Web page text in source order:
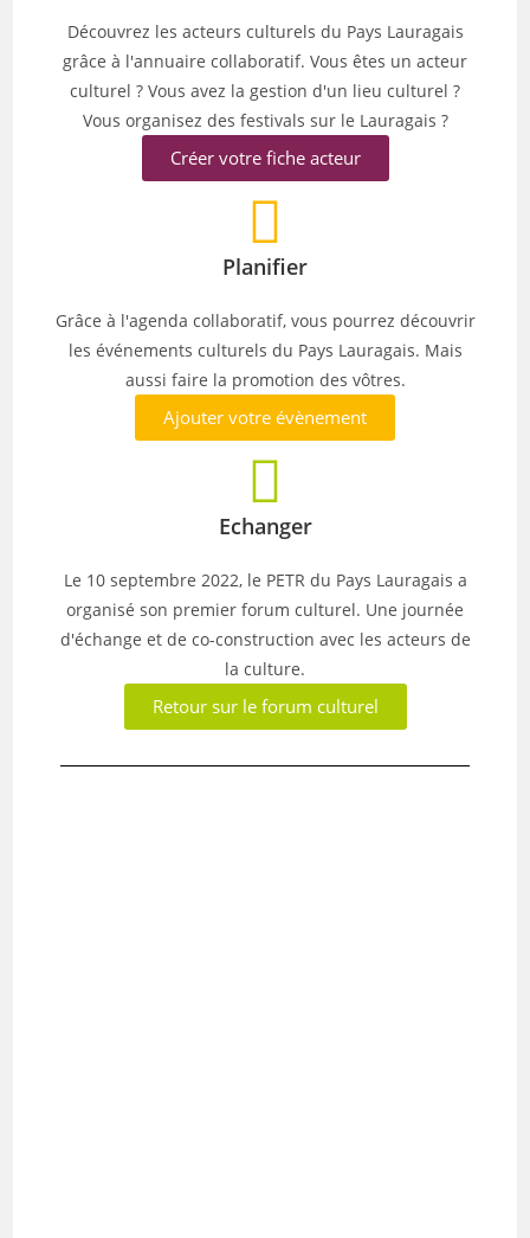
Découvrez les acteurs culturels du Pays Lauragais
grâce à l'annuaire collaboratif. Vous êtes un acteur
culturel ? Vous avez la gestion d'un lieu culturel ?
Vous organisez des festivals sur le Lauragais ?
Créer votre fiche acteur
Planifier
Grâce à l'agenda collaboratif, vous pourrez découvrir
les événements culturels du Pays Lauragais. Mais
aussi faire la promotion des vôtres.
Ajouter votre évènement
Echanger
Le 10 septembre 2022, le PETR du Pays Lauragais a
organisé son premier forum culturel. Une journée
d'échange et de co-construction avec les acteurs de
la culture.
Retour sur le forum culturel